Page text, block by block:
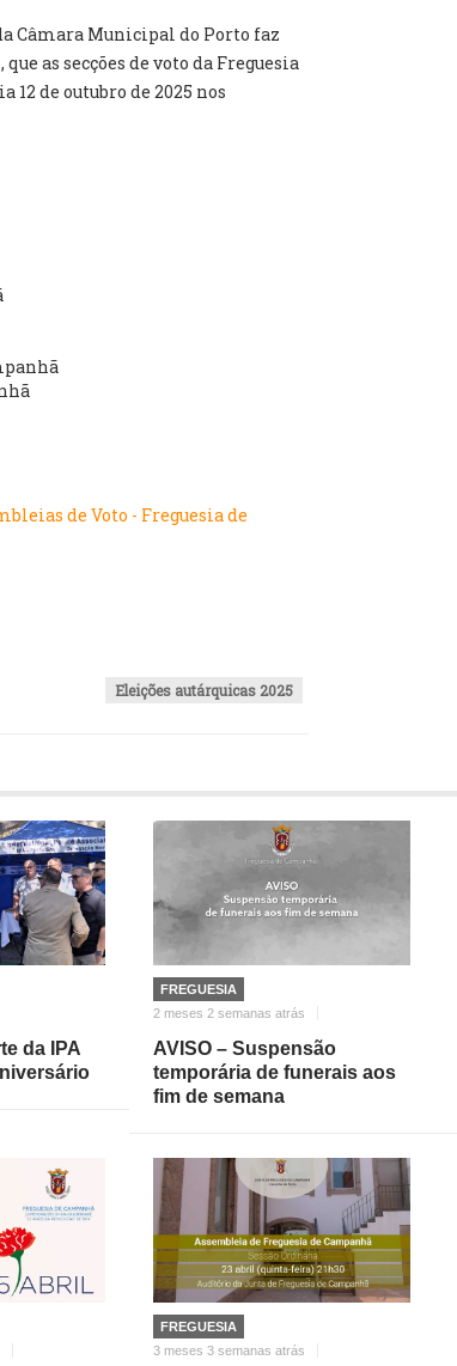
Câmara Municipal do Porto faz
as secções de voto da Freguesia
12 de outubro de 2025 nos
de Voto - Freguesia de
Eleições autárquicas 2025
da IPA
FREGUESIA
2 meses 2 semanas atrás
AVISO – Suspensão
temporária de funerais aos
fim de semana
FREGUESIA
3 meses 3 semanas atrás